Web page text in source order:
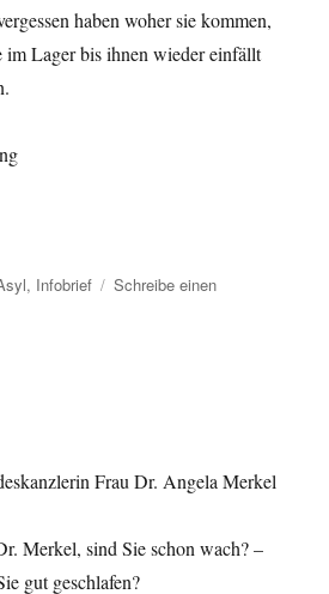
haben woher sie kommen,
im Lager bis ihnen wieder einfällt
, Infobrief
Schreibe einen
Frau Dr. Angela Merkel
Merkel, sind Sie schon wach? –
gut geschlafen?